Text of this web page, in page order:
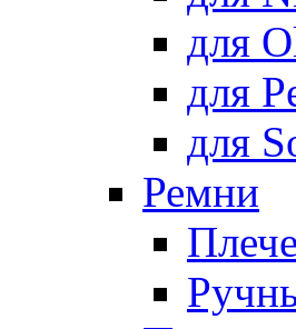
для
для
для
Ремни